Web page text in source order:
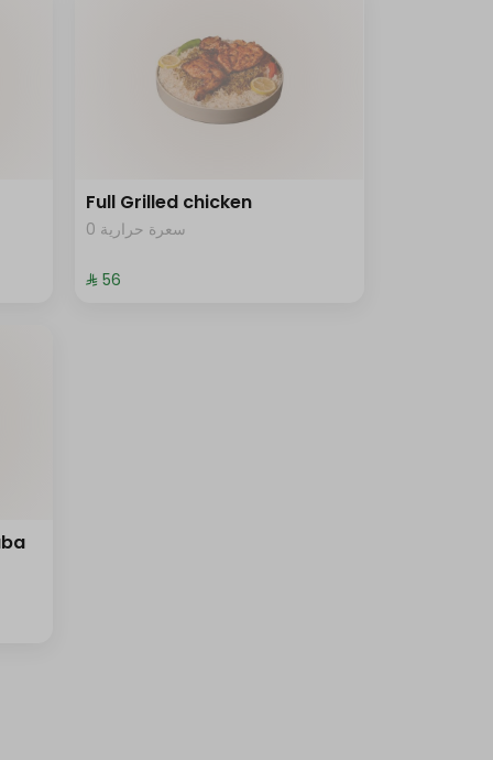
Full Grilled chicken
0 سعرة حرارية
⁨⁦‪‬ 56⁩